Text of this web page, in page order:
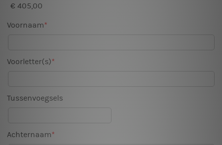
€ 405,00
Voornaam
Voorletter(s)
Tussenvoegsels
Achternaam